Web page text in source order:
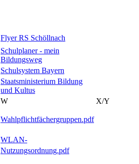
Flyer RS Schöllnach
Schulplaner - mein
Bildungsweg
Schulsystem Bayern
Staatsministerium Bildung
und Kultus
W X/Y
Wahlpflichtfächergruppen.pdf
WLAN-
Nutzungsordnung.pdf